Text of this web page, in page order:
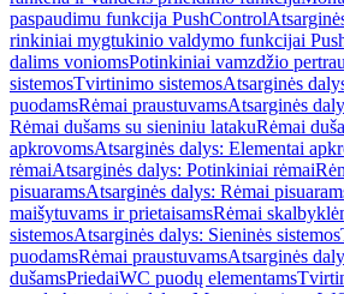
paspaudimu funkcija PushControl
rinkiniai mygtukinio valdymo funkcijai
dalims voniomsPotinkiniai vamzdžio
sistemosTvirtinimo sistemosAtsarginės
puodamsRėmai praustuvamsAtsarginės
Rėmai dušams su sieniniu latakuRėmai
apkrovomsAtsarginės dalys: Elementai
rėmaiAtsarginės dalys: Potinkiniai rėmai
pisuaramsAtsarginės dalys: Rėmai
maišytuvams ir prietaisamsRėmai
sistemosAtsarginės dalys: Sieninės sistemos
puodamsRėmai praustuvamsAtsarginės
dušamsPriedaiWC puodų elementams